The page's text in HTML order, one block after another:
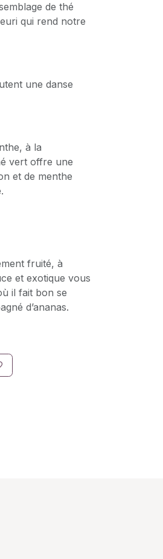
de thé
qui rend notre
une danse
à la
vert offre une
et de menthe
fruité, à
et exotique vous
il fait bon se
d’ananas.